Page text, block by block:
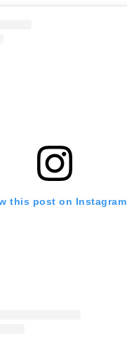
this post on Instagram